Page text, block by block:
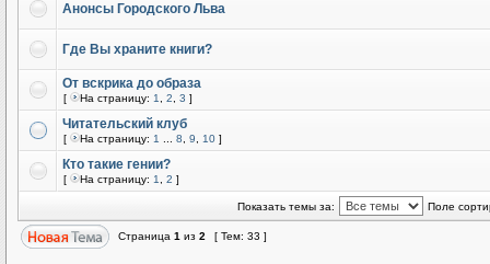
Анонсы Городского Льва
Где Вы храните книги?
От вскрика до образа
[ На страницу: 1 2 3 ]
Читательский клуб
[ На страницу: 1 8 9 10 ]
Кто такие гении?
[ На страницу: 1 2 ]
Показать темы за: Поле
Страница 1 из 2 [ Тем: 33 ]